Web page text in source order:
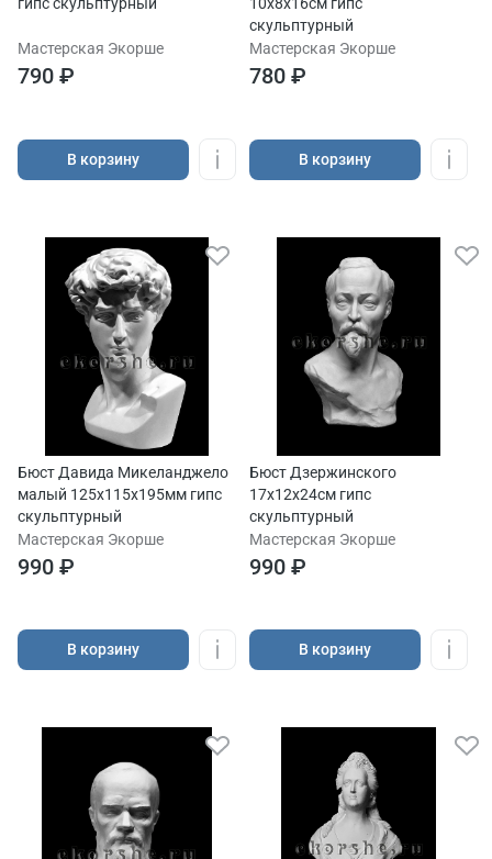
гипс скульптурный
Мастерская Экорше
790 ₽
В корзину
10х8х16см гипс
скульптурный
Мастерская Экорше
780 ₽
В корзину
Бюст Давида Микеланджело
малый 125х115х195мм гипс
скульптурный
Мастерская Экорше
990 ₽
В корзину
Бюст Дзержинского
17х12х24см гипс
скульптурный
Мастерская Экорше
990 ₽
В корзину